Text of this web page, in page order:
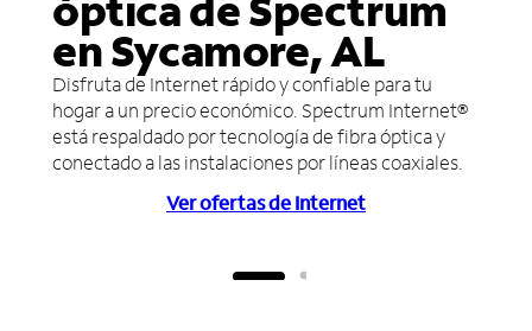
en Sycamore, AL
Disfruta de Internet rápido y confiable para tu
hogar a un precio económico. Spectrum Internet®
está respaldado por tecnología de fibra óptica y
conectado a las instalaciones por líneas coaxiales.
Ver ofertas de Internet